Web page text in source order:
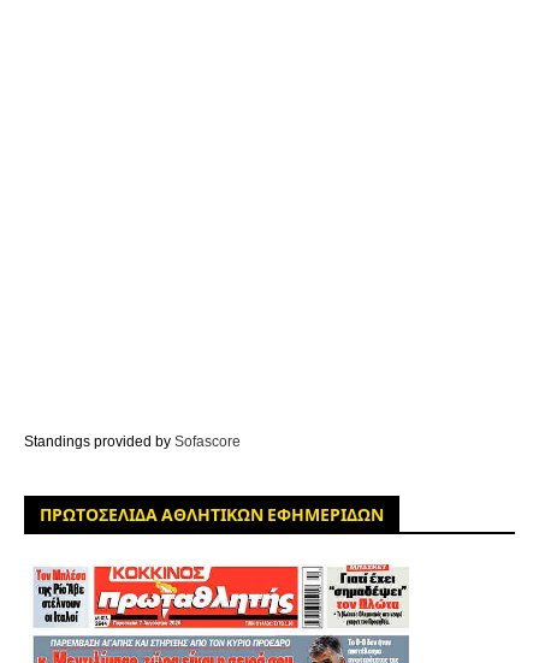
Standings provided by Sofascore
ΠΡΩΤΟΣΕΛΙΔΑ ΑΘΛΗΤΙΚΩΝ ΕΦΗΜΕΡΙΔΩΝ